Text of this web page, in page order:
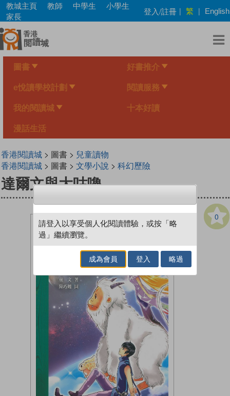
Skip
main
content
教城主頁 教師 中學生
小學生
家長
登入/註冊 | 繁 | English
圖書 好書推介
e悅讀學校計劃 閱讀服務
我的閱讀城 十本好讀
漫話生活
香港閱讀城> 圖書 > 兒童讀物
香港閱讀城> 圖書 > 文學小說 > 科幻歷險
達爾文與大咕嚕
0
請登入以享受個人化閱讀體驗，或按「略
過」繼續瀏覽。
成為會員 登入 略過